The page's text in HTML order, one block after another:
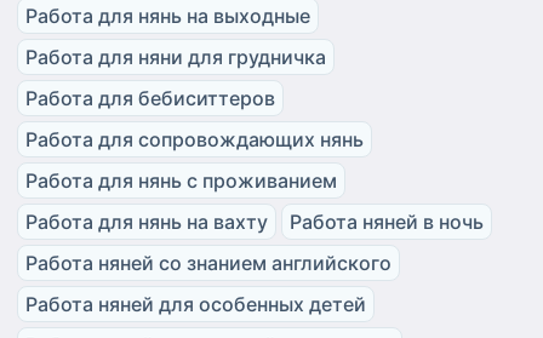
Работа для нянь на выходные
Работа для няни для грудничка
Работа для бебиситтеров
Работа для сопровождающих нянь
Работа для нянь с проживанием
Работа для нянь на вахту
Работа няней в ночь
Работа няней со знанием английского
Работа няней для особенных детей